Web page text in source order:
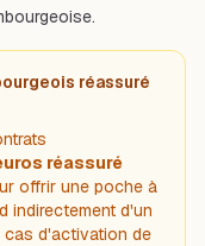
.
réassuré
réassuré
offrir une poche à
indirectement d'un
cas d'activation de